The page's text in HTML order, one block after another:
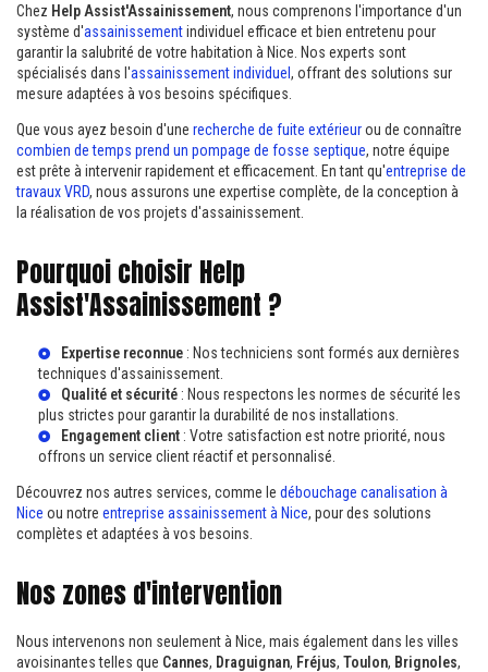
Chez Help Assist'Assainissement, nous comprenons l'importance d'un
système d'assainissementindividuel efficace et bien entretenu pour
garantir la salubrité de votre habitation à Nice. Nos experts sont
spécialisés dans l'assainissement individuel , offrant des solutions sur
mesure adaptées à vos besoins spécifiques.
Que vous ayez besoin d'une recherche de fuite extérieurou de connaître
combien de temps prend un pompage de fosse septique, notre équipe
est prête à intervenir rapidement et efficacement. En tant qu'entreprise de
travaux VRD, nous assurons une expertise complète, de la conception à
la réalisation de vos projets d'assainissement.
Pourquoi choisir Help
Assist'Assainissement ?
Expertise reconnue : Nos techniciens sont formés aux dernières
techniques d'assainissement.
Qualité et sécurité : Nous respectons les normes de sécurité les
plus strictes pour garantir la durabilité de nos installations.
Engagement client : Votre satisfaction est notre priorité, nous
offrons un service client réactif et personnalisé.
Découvrez nos autres services, comme le débouchage canalisation à
Nice ou notre entreprise assainissement à Nice, pour des solutions
complètes et adaptées à vos besoins.
Nos zones d'intervention
Nous intervenons non seulement à Nice, mais également dans les villes
avoisinantes telles que Cannes, Draguignan, Fréjus, Toulon, Brignoles,